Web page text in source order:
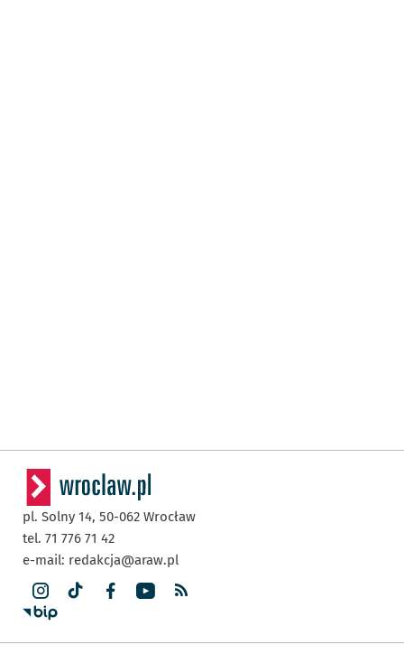
pl. Solny 14, 50-062 Wrocław
tel. 71 776 71 42
e-mail: redakcja@araw.pl